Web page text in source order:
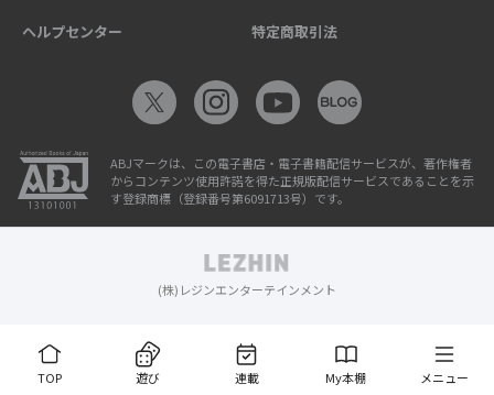
TOP 遊び 連載 My本棚 メニュー
ヘルプセンター 特定商取引法
ABJマークは、この電子書店・電子書籍配信サービスが、著作権者
からコンテンツ使用許諾を得た正規版配信サービスであることを示
す登録商標（登録番号第6091713号）です。
(株)レジンエンターテインメント